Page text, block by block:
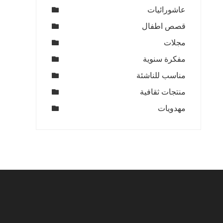
عاشورائيات
قصص اطفال
مجلات
مفكرة سنوية
مناسب للناشئة
منتجات ثقافية
مهدويات